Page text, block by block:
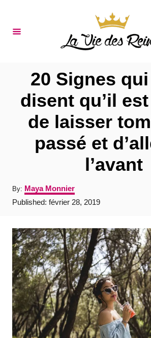
20 Signes
disent qu’il
de laisser
passé et
l’avant
By: A
u
t
o
r
Maya Monnier
P
t
e
d
o
n
Published: février 28, 2019